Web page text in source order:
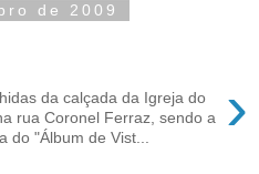
de 2009
›
da calçada da Igreja do
rua Coronel Ferraz, sendo a
do "Álbum de Vist...